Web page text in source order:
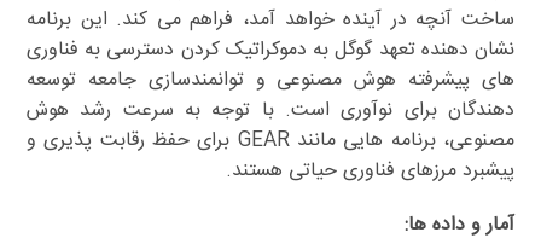
ساخت آنچه در آینده خواهد آمد، فراهم می کند. این برنامه
نشان دهنده تعهد گوگل به دموکراتیک کردن دسترسی به فناوری
های پیشرفته هوش مصنوعی و توانمندسازی جامعه توسعه
دهندگان برای نوآوری است. با توجه به سرعت رشد هوش
مصنوعی، برنامه هایی مانند GEAR برای حفظ رقابت پذیری و
پیشبرد مرزهای فناوری حیاتی هستند.
آمار و داده ها: